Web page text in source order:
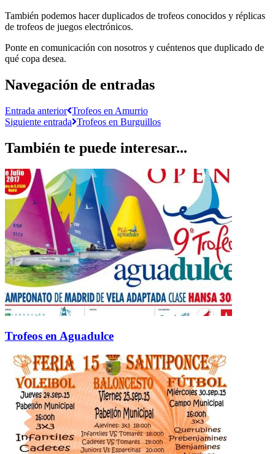
También podemos hacer duplicados de trofeos conocidos y réplicas
de trofeos de juegos electrónicos.
Ponte en comunicación con nosotros y cuéntenos que duplicado de
qué copa desea.
Navegación de entradas
Entrada anterior Trofeos en Amurrio
Siguiente entrada Trofeos en Burguillos
También te puede interesar...
Trofeos en Aguadulce